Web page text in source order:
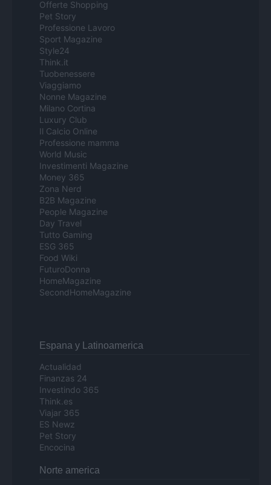
Offerte Shopping
Pet Story
Professione Lavoro
Sport Magazine
Style24
Think.it
Tuobenessere
Viaggiamo
Nonne Magazine
Milano Cortina
Luxury Club
Il Calcio Online
Professione mamma
World Music
Investimenti Magazine
Money 365
Zona Nerd
B2B Magazine
People Magazine
Day Travel
Tutto Gaming
ESG 365
Food Wiki
FuturoDonna
HomeMagazine
SecondHomeMagazine
Espana y Latinoamerica
Actualidad
Finanzas 24
Investindo 365
Think.es
Viajar 365
ES Newz
Pet Story
Encocina
Norte america